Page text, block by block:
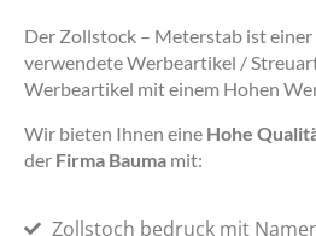
Der Zollstock – Meterstab ist
verwendete Werbeartikel /
Werbeartikel mit einem Hohen
Wir bieten Ihnen eine Hohe
der Firma Bauma mit:
Zollstoch bedruck mit